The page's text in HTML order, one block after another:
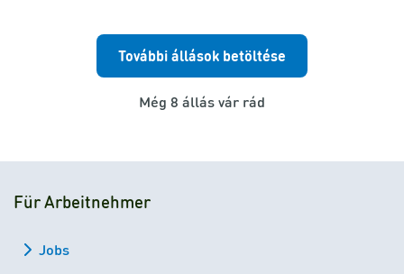
További állások betöltése
Még 8 állás vár rád
Für Arbeitnehmer
Jobs